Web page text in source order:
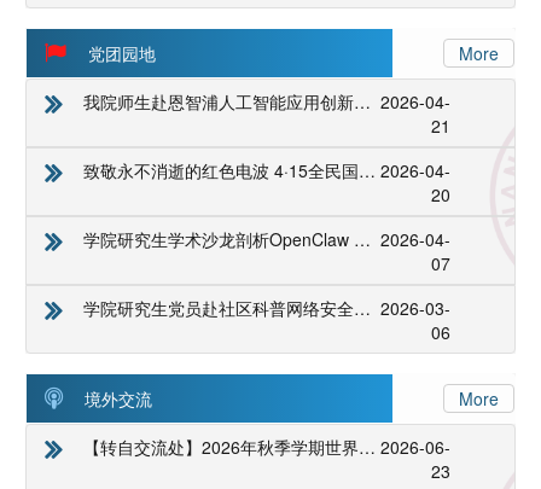
党团园地
More
我院师生赴恩智浦人工智能应用创新中心参访 对话校友赴成长之约 2026-04-
21
致敬永不消逝的红色电波 4·15全民国家安全教育日活动开展 2026-04-
20
学院研究生学术沙龙剖析OpenClaw 智能体系统的工作原理与安全风险 2026-04-
07
学院研究生党员赴社区科普网络安全知识 2026-03-
06
境外交流
More
【转自交流处】2026年秋季学期世界名校海外学习计划项目申请通知 2026-06-
23